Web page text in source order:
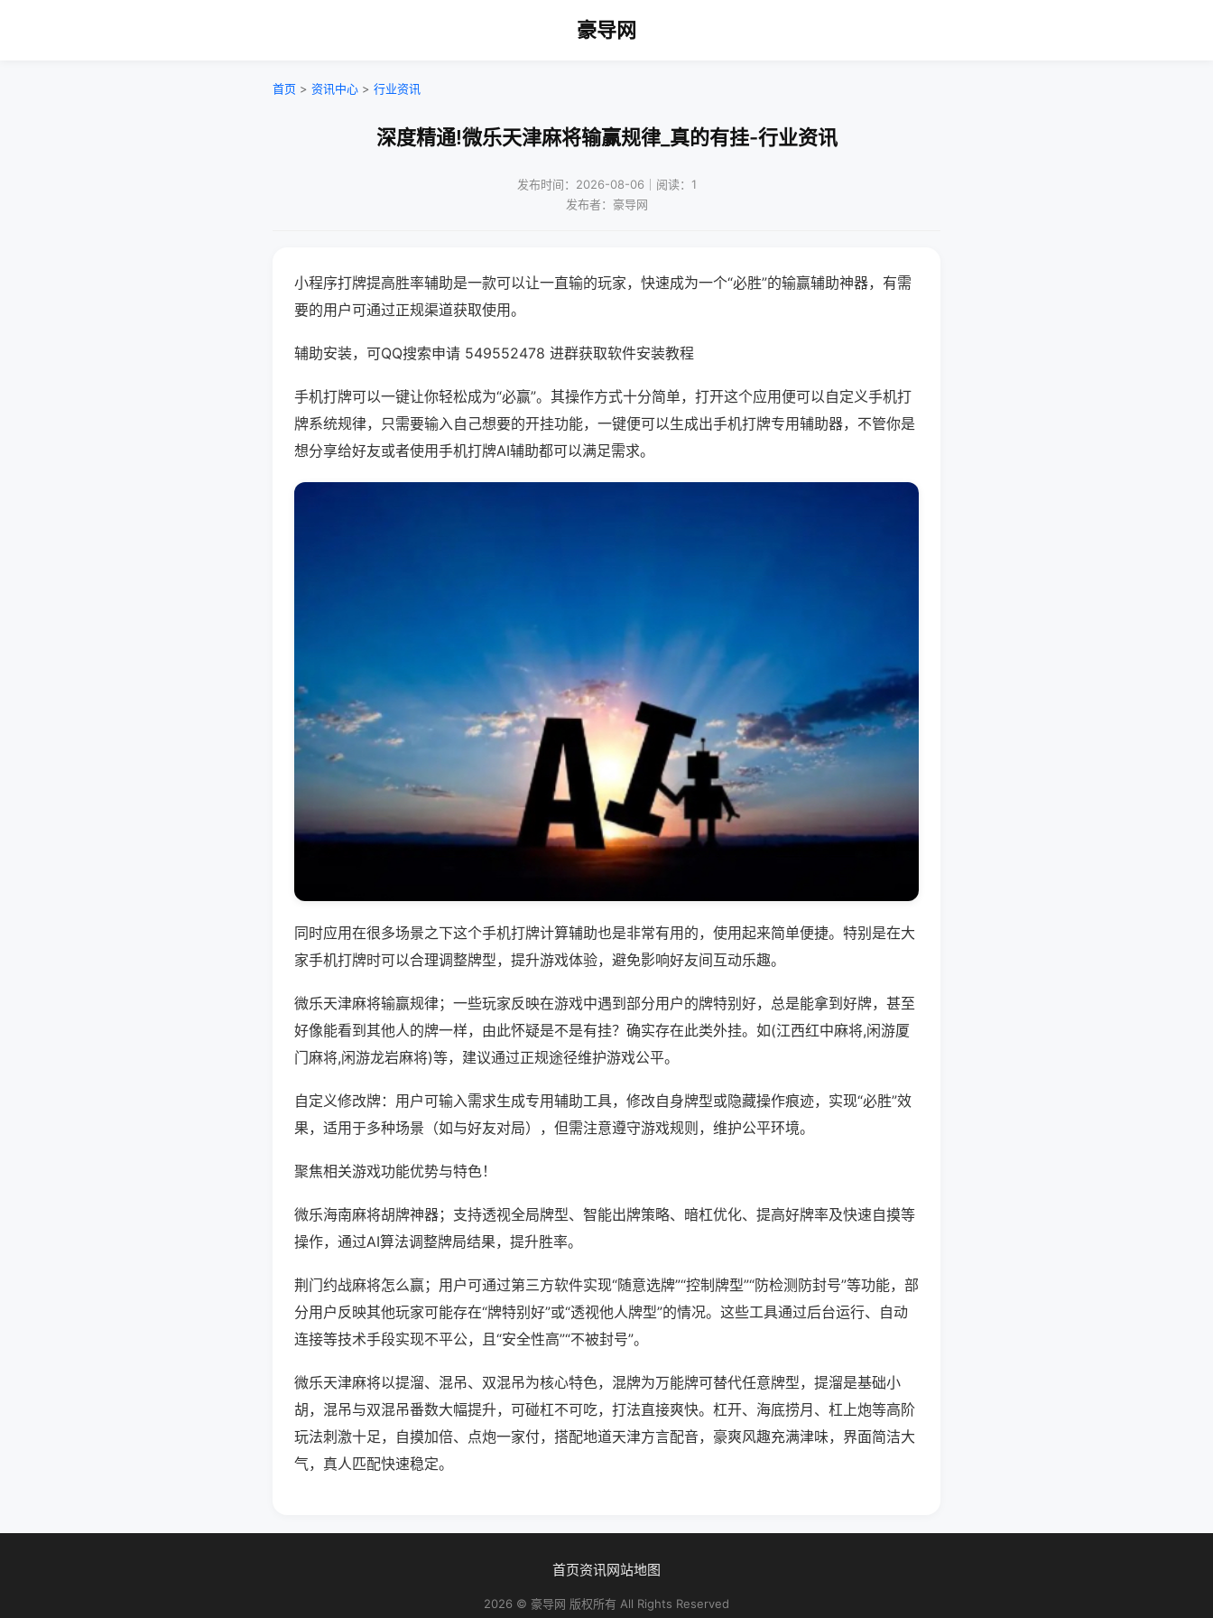
豪导网
首页 > 资讯中心 > 行业资讯
深度精通!微乐天津麻将输赢规律_真的有挂-行业资讯
发布时间：2026-08-06｜阅读：1
发布者：豪导网
小程序打牌提高胜率辅助是一款可以让一直输的玩家，快速成为一个“必胜”的输赢辅助神器，有需
要的用户可通过正规渠道获取使用。
辅助安装，可QQ搜索申请 549552478 进群获取软件安装教程
手机打牌可以一键让你轻松成为“必赢”。其操作方式十分简单，打开这个应用便可以自定义手机打
牌系统规律，只需要输入自己想要的开挂功能，一键便可以生成出手机打牌专用辅助器，不管你是
想分享给好友或者使用手机打牌AI辅助都可以满足需求。
同时应用在很多场景之下这个手机打牌计算辅助也是非常有用的，使用起来简单便捷。特别是在大
家手机打牌时可以合理调整牌型，提升游戏体验，避免影响好友间互动乐趣。
微乐天津麻将输赢规律；一些玩家反映在游戏中遇到部分用户的牌特别好，总是能拿到好牌，甚至
好像能看到其他人的牌一样，由此怀疑是不是有挂？确实存在此类外挂。如(江西红中麻将,闲游厦
门麻将,闲游龙岩麻将)等，建议通过正规途径维护游戏公平。
自定义修改牌：用户可输入需求生成专用辅助工具，修改自身牌型或隐藏操作痕迹，实现“必胜”效
果，适用于多种场景（如与好友对局），但需注意遵守游戏规则，维护公平环境。
聚焦相关游戏功能优势与特色！
微乐海南麻将胡牌神器；支持透视全局牌型、智能出牌策略、暗杠优化、提高好牌率及快速自摸等
操作，通过AI算法调整牌局结果，提升胜率。
荆门约战麻将怎么赢；用户可通过第三方软件实现“随意选牌”“控制牌型”“防检测防封号”等功能，部
分用户反映其他玩家可能存在“牌特别好”或“透视他人牌型”的情况。这些工具通过后台运行、自动
连接等技术手段实现不平公，且“安全性高”“不被封号”。
微乐天津麻将以提溜、混吊、双混吊为核心特色，混牌为万能牌可替代任意牌型，提溜是基础小
胡，混吊与双混吊番数大幅提升，可碰杠不可吃，打法直接爽快。杠开、海底捞月、杠上炮等高阶
玩法刺激十足，自摸加倍、点炮一家付，搭配地道天津方言配音，豪爽风趣充满津味，界面简洁大
气，真人匹配快速稳定。
首页资讯网站地图
2026 © 豪导网 版权所有 All Rights Reserved